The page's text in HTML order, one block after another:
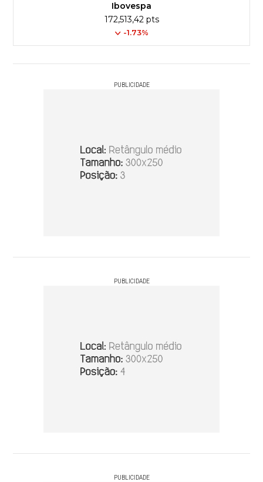
Ibovespa
172,513,42 pts
-1.73%
PUBLICIDADE
PUBLICIDADE
PUBLICIDADE